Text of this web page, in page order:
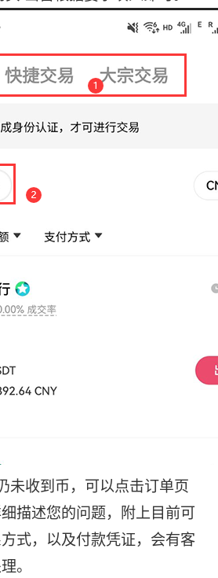
未收到币，可以点击订单页
描述您的问题，附上目前可
式，以及付款凭证，会有客
。